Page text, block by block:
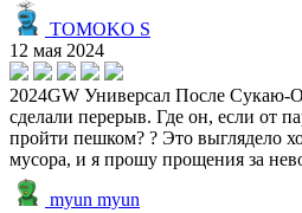
TOMOKO S
12 мая 2024
2024GW Универсал После Сукаю-
сделали перерыв. Где он, если от
пройти пешком? ? Это выглядело
мусора, и я прошу прощения за
myun myun